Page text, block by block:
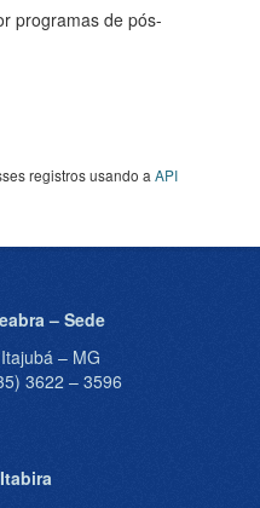
programas de pós-
registros usando a API
– Sede
– MG
3622 – 3596